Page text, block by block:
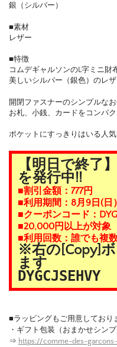
銀（シルバー）
■素材
レザー
■特徴
コムデギャルソンのL字ミニ財
美しいシルバー（銀色）のレ
開閉ファスナーのシンプルな
お札、小銭、カードをコンパク
ポケットにすっきりはいる人気
【明日で終了
を発行中!!
■割引金額：777円
■利用期間：8月9日(日
■クーポンコード：
■20,000円以上が対象
■利用回数：誰でも複
※右の[Copy]
ます
DYGCJSEHVY
■ラッピングもご用意しており
・ギフト包装（おまかせシンプ
⇒ https://comme-des-